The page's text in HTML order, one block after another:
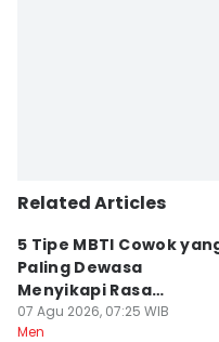
Related Articles
5 Tipe MBTI Cowok
Paling Dewasa
Menyikapi Rasa
Cemburu
07 Agu 2026, 07:25 WIB
Men